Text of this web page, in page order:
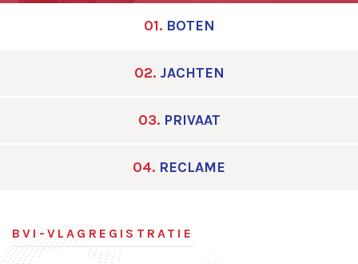
01. BOTEN
02. JACHTEN
03. PRIVAAT
04. RECLAME
BVI-VLAGREGISTRATIE